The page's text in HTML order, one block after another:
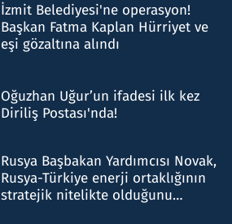
İzmit Belediyesi'ne operasyon!
Başkan Fatma Kaplan Hürriyet ve
eşi gözaltına alındı
Oğuzhan Uğur’un ifadesi ilk kez
Diriliş Postası'nda!
Rusya Başbakan Yardımcısı Novak,
Rusya-Türkiye enerji ortaklığının
stratejik nitelikte olduğunu